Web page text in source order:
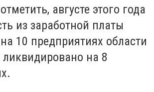
августе этого года
из заработной платы
10 предприятиях области
на 8